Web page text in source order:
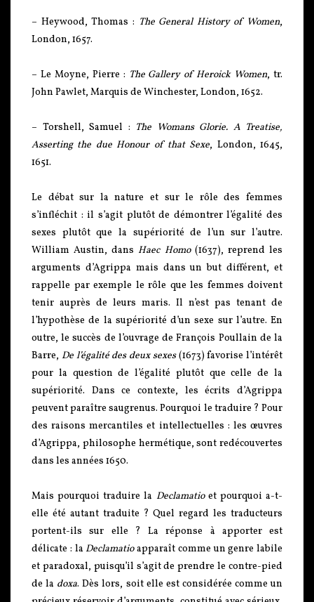
– Heywood, Thomas : The General History of Women,
London, 1657.
– Le Moyne, Pierre : The Gallery of Heroick Women, tr.
John Pawlet, Marquis de Winchester, London, 1652.
– Torshell, Samuel : The Womans Glorie. A Treatise,
Asserting the due Honour of that Sexe, London, 1645,
1651.
Le débat sur la nature et sur le rôle des femmes
s’infléchit : il s’agit plutôt de démontrer l’égalité des
sexes plutôt que la supériorité de l’un sur l’autre.
William Austin, dans Haec Homo(1637), reprend les
arguments d’Agrippa mais dans un but différent, et
rappelle par exemple le rôle que les femmes doivent
tenir auprès de leurs maris. Il n’est pas tenant de
l’hypothèse de la supériorité d’un sexe sur l’autre. En
outre, le succès de l’ouvrage de François Poullain de la
Barre, De l’égalité des deux sexes(1673) favorise l’intérêt
pour la question de l’égalité plutôt que celle de la
supériorité. Dans ce contexte, les écrits d’Agrippa
peuvent paraître saugrenus. Pourquoi le traduire ? Pour
des raisons mercantiles et intellectuelles : les œuvres
d’Agrippa, philosophe hermétique, sont redécouvertes
dans les années 1650.
Mais pourquoi traduire la Declamatioet pourquoi a-t-
elle été autant traduite ? Quel regard les traducteurs
portent-ils sur elle ? La réponse à apporter est
délicate : la Declamatioapparaît comme un genre labile
et paradoxal, puisqu’il s’agit de prendre le contre-pied
de la doxa. Dès lors, soit elle est considérée comme un